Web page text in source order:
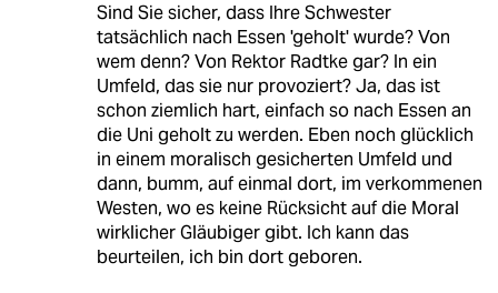
Sind Sie sicher, dass Ihre Schwester
tatsächlich nach Essen 'geholt' wurde? Von
wem denn? Von Rektor Radtke gar? In ein
Umfeld, das sie nur provoziert? Ja, das ist
schon ziemlich hart, einfach so nach Essen an
die Uni geholt zu werden. Eben noch glücklich
in einem moralisch gesicherten Umfeld und
dann, bumm, auf einmal dort, im verkommenen
Westen, wo es keine Rücksicht auf die Moral
wirklicher Gläubiger gibt. Ich kann das
beurteilen, ich bin dort geboren.